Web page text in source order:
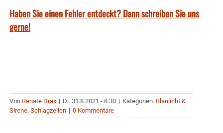
Haben Sie einen Fehler entdeckt? Dann schreiben Sie uns
gerne!
Von Renate Drax | Di. 31.8.2021 - 8:30 | Kategorien: Blaulicht &
Sirene, Schlagzeilen | 0 Kommentare